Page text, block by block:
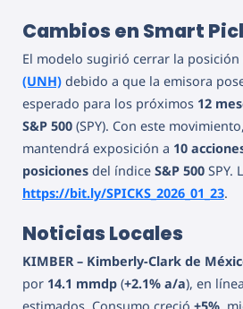
Cambios en Smart
El modelo sugirió cerrar la posición
(UNH) debido a que la emisora
esperado para los próximos 12
S&P 500 (SPY). Con este
mantendrá exposición a 10
posiciones del índice S&P 500 SPY.
https://bit.ly/SPICKS_2026_01_23.
Noticias Locales
KIMBER – Kimberly-Clark de
por 14.1 mmdp (+2.1% a/a), en